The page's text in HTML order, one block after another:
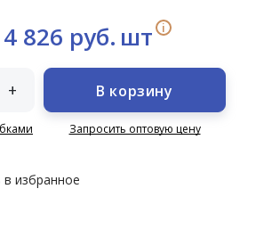
4 826 руб. шт i
+ В корзину
Запросить оптовую цену
избранное